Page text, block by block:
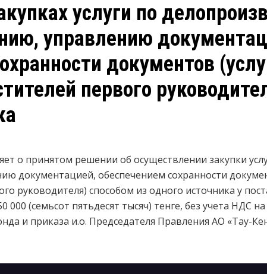
услуги по
управлению
документов
первого
о принятом решении об осуществлении закупки
документацией, обеспечением сохранности
руководителя) способом из одного источника у
(семьсот пятьдесят тысяч) тенге, без учета НДС
и приказа и.о. Председателя Правления АО «Тау-